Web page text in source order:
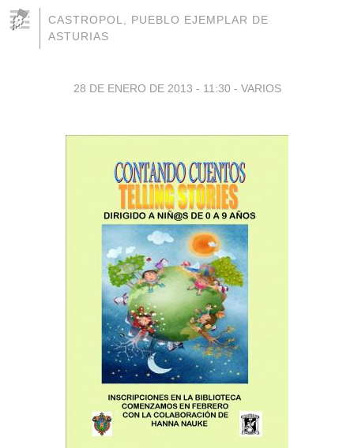
CASTROPOL, PUEBLO EJEMPLAR DE
ASTURIAS
28 DE ENERO DE 2013 - 11:30 - VARIOS